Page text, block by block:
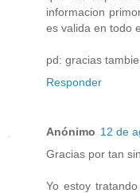
informacion
es valida en todo
pd: gracias
Responder
Anónimo 12 de
Gracias por tan
Yo estoy